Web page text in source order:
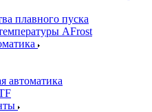
плавного пуска
AFrost
автоматика